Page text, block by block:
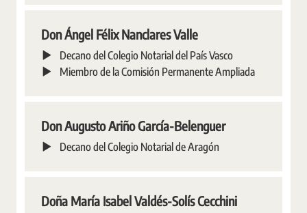
Don Ángel Félix Nanclares Valle
Decano del Colegio Notarial del País Vasco
Miembro de la Comisión Permanente Ampliada
Don Augusto Ariño García-Belenguer
Decano del Colegio Notarial de Aragón
Doña María Isabel Valdés-Solís Cecchini